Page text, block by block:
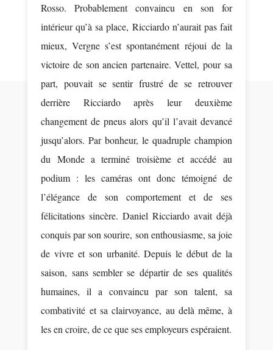
Rosso. Probablement convaincu en son for
intérieur qu’à sa place, Ricciardo n’aurait pas fait
mieux, Vergne s’est spontanément réjoui de la
victoire de son ancien partenaire. Vettel, pour sa
part, pouvait se sentir frustré de se retrouver
derrière Ricciardo après leur deuxième
changement de pneus alors qu’il l’avait devancé
jusqu’alors. Par bonheur, le quadruple champion
du Monde a terminé troisième et accédé au
podium : les caméras ont donc témoigné de
l’élégance de son comportement et de ses
félicitations sincère. Daniel Ricciardo avait déjà
conquis par son sourire, son enthousiasme, sa joie
de vivre et son urbanité. Depuis le début de la
saison, sans sembler se départir de ses qualités
humaines, il a convaincu par son talent, sa
combativité et sa clairvoyance, au delà même, à
les en croire, de ce que ses employeurs espéraient.